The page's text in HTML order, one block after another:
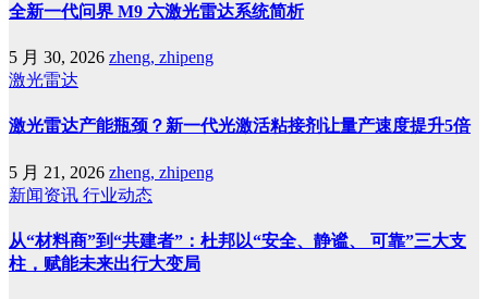
全新一代问界 M9 六激光雷达系统简析
5 月 30, 2026 zheng, zhipeng
激光雷达
激光雷达产能瓶颈？新一代光激活粘接剂让量产速度提升5倍
5 月 21, 2026 zheng, zhipeng
新闻资讯 行业动态
从“材料商”到“共建者”：杜邦以“安全、静谧、 可靠”三大支
柱，赋能未来出行大变局